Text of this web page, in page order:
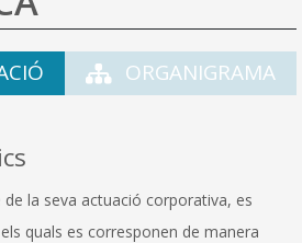
ORGANIGRAMA
la seva actuació corporativa, es
quals es corresponen de manera